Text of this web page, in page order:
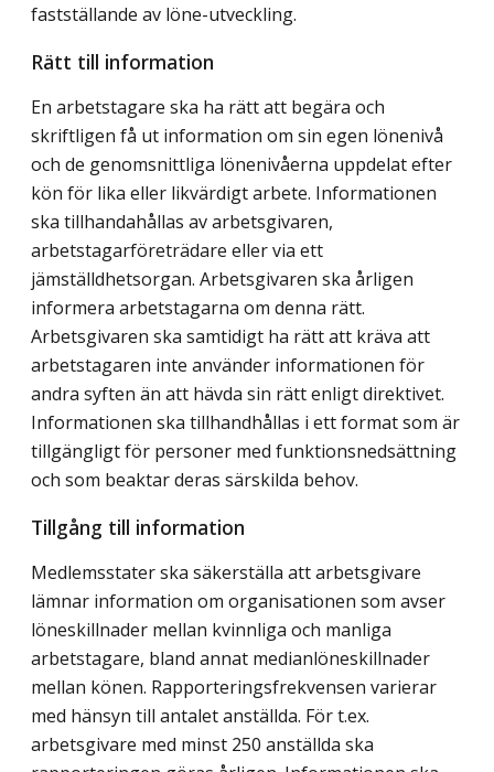
fastställande av löne-utveckling.
Rätt till information
En arbetstagare ska ha rätt att begära och
skriftligen få ut information om sin egen lönenivå
och de genomsnittliga lönenivåerna uppdelat efter
kön för lika eller likvärdigt arbete. Informationen
ska tillhandahållas av arbetsgivaren,
arbetstagarföreträdare eller via ett
jämställdhetsorgan. Arbetsgivaren ska årligen
informera arbetstagarna om denna rätt.
Arbetsgivaren ska samtidigt ha rätt att kräva att
arbetstagaren inte använder informationen för
andra syften än att hävda sin rätt enligt direktivet.
Informationen ska tillhandhållas i ett format som är
tillgängligt för personer med funktionsnedsättning
och som beaktar deras särskilda behov.
Tillgång till information
Medlemsstater ska säkerställa att arbetsgivare
lämnar information om organisationen som avser
löneskillnader mellan kvinnliga och manliga
arbetstagare, bland annat medianlöneskillnader
mellan könen. Rapporteringsfrekvensen varierar
med hänsyn till antalet anställda. För t.ex.
arbetsgivare med minst 250 anställda ska